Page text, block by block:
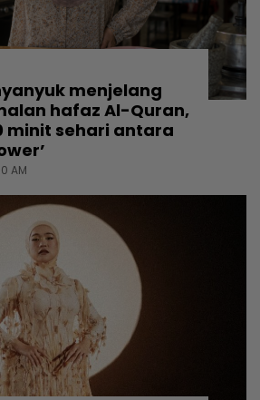
menjelang
hafaz Al-Quran,
minit sehari antara
AM